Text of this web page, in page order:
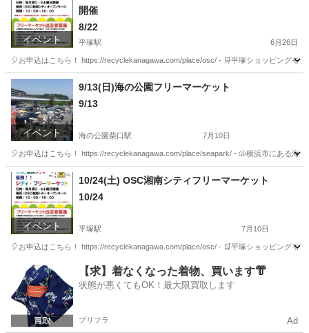
イベント
開催
8/22
平塚駅 6月26日
🎈お申込はこちら！ https://recyclekanagawa.com/place/osc/ - 🛒平塚ショッピングモ
神奈川 平塚市 平塚駅 フリーマーケット 会場
イベント
9/13(日)海の公園フリーマーケット
9/13
海の公園柴口駅 7月10日
🎈お申込はこちら！ https://recyclekanagawa.com/place/seapark/ - 🐚横浜市にある海
神奈川 横浜市 海の公園柴口駅 フリーマーケット 会場
イベント
10/24(土) OSC湘南シティフリーマーケット
10/24
平塚駅 7月10日
🎈お申込はこちら！ https://recyclekanagawa.com/place/osc/ - 🛒平塚ショッピングモ
神奈川 平塚駅 フリーマーケット 会場
【求】着なくなった着物、買います👘
状態が悪くてもOK！最大限買取します
プリフラ Ad